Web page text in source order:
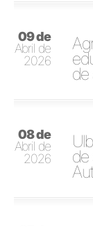
09 de
Abril de
2026
de
08 de
Abril de
2026
de